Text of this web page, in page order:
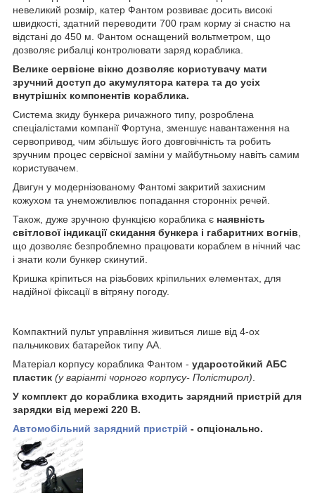
невеликий розмір, катер Фантом розвиває досить високі
швидкості, здатний переводити 700 грам корму зі снастю на
відстані до 450 м. Фантом оснащений вольтметром, що
дозволяє рибалці контролювати заряд кораблика.
Велике сервісне вікно дозволяє користувачу мати
зручний доступ до акумулятора катера та до усіх
внутрішніх компонентів кораблика.
Система зкиду бункера ричажного типу, розроблена
спеціалістами компанії Фортуна, зменшує навантаження на
сервопривод, чим збільшує його довговічність та робить
зручним процес сервісної заміни у майбутньому навіть самим
користувачем.
Двигун у модернізованому Фантомі закритий захисним
кожухом та унеможливлює попадання сторонніх речей.
Також, дуже зручною функцією кораблика є наявність
світлової індикації скидання бункера і габаритних вогнів
що дозволяє безпроблемно працювати кораблем в нічний час
і знати коли бункер скинутий.
Кришка кріпиться на різьбових кріпильних елементах, для
надійної фіксації в вітряну погоду.
Компактний пульт управління живиться лише від 4-ох
пальчикових батарейок типу АА.
Матеріал корпусу кораблика Фантом - ударостойкий АБС
пластик (у варіанті чорного корпусу- Полістирол)
У комплект до кораблика входить зарядний пристрій для
зарядки від мережі 220 В.
Автомобільний зарядний пристрій - опціонально.